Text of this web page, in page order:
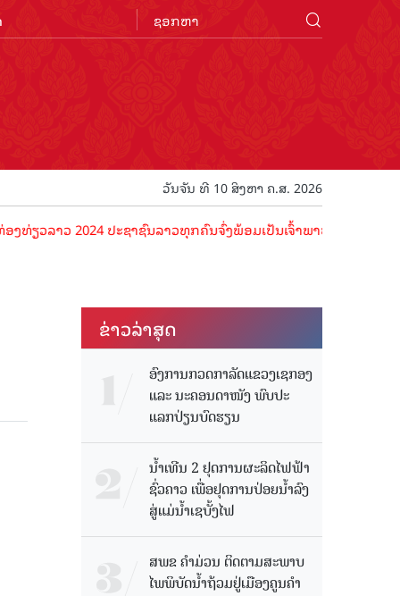
ວັນຈັນ ທີ 10 ສິງຫາ ຄ.ສ. 2026
າວ 2024 ປະຊາຊົນລາວທຸກຄົນຈົ່ງພ້ອມເປັນເຈົ້າພາບທີ່ດີ ຕ້ອນຮັບນັກທ່ອ
ຂ່າວ​ລ່າ​ສຸດ
ອົງການກວດກາລັດແຂວງເຊກອງ
ແລະ ນະຄອນດາໜັງ ພົບປະ
ແລກປ່ຽນບົດຮຽນ
ນໍ້າເທີນ 2 ຢຸດການຜະລິດໄຟຟ້າ
ຊົ່ວຄາວ ເພື່ອຢຸດການປ່ອຍນໍ້າລົງ
ສູ່ແມ່ນໍ້າເຊບັ້ງໄຟ
ສ​ພ​ຂ ຄໍາມ່ວນ ຕິດຕາມສະພາບ
ໄພພິບັດນໍ້າຖ້ວມຢູ່ເມືອງຄູນຄໍາ